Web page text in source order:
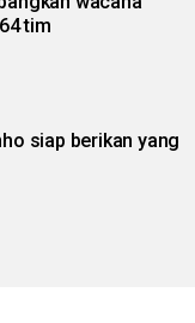
tim
siap berikan yang